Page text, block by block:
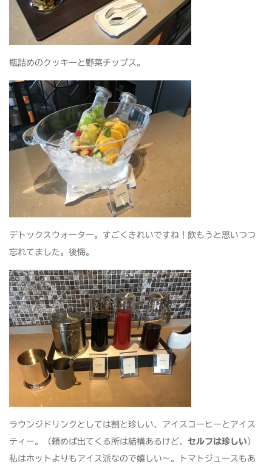
瓶詰めのクッキーと野菜チップス。
デトックスウォーター。すごくきれいですね！飲もうと思いつつ
忘れてました。後悔。
ラウンジドリンクとしては割と珍しい、アイスコーヒーとアイス
ティー。（頼めば出てくる所は結構あるけど、 セルフは珍しい ）
私はホットよりもアイス派なので嬉しい～。トマトジュースもあ